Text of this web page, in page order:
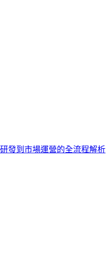
發到市場運營的全流程解析